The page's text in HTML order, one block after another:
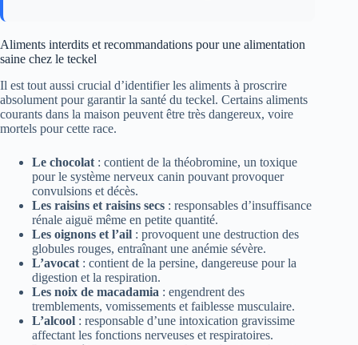
Aliments interdits et recommandations pour une alimentation
saine chez le teckel
Il est tout aussi crucial d’identifier les aliments à proscrire
absolument pour garantir la santé du teckel. Certains aliments
courants dans la maison peuvent être très dangereux, voire
mortels pour cette race.
Le chocolat : contient de la théobromine, un toxique
pour le système nerveux canin pouvant provoquer
convulsions et décès.
Les raisins et raisins secs : responsables d’insuffisance
rénale aiguë même en petite quantité.
Les oignons et l’ail : provoquent une destruction des
globules rouges, entraînant une anémie sévère.
L’avocat : contient de la persine, dangereuse pour la
digestion et la respiration.
Les noix de macadamia : engendrent des
tremblements, vomissements et faiblesse musculaire.
L’alcool : responsable d’une intoxication gravissime
affectant les fonctions nerveuses et respiratoires.